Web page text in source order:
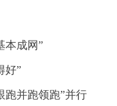
成网”
好”
并跑领跑”并行